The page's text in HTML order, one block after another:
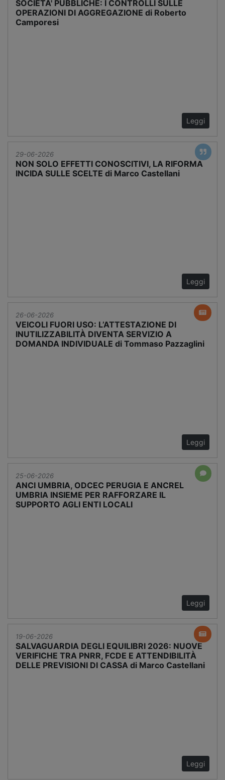
SOCIETA' PUBBLICHE: I CONTROLLI SULLE
OPERAZIONI DI AGGREGAZIONE di Roberto
Camporesi
Leggi
29-06-2026
NON SOLO EFFETTI CONOSCITIVI, LA RIFORMA
INCIDA SULLE SCELTE di Marco Castellani
Leggi
26-06-2026
VEICOLI FUORI USO: L’ATTESTAZIONE DI
INUTILIZZABILITÀ DIVENTA SERVIZIO A
DOMANDA INDIVIDUALE di Tommaso Pazzaglini
Leggi
25-06-2026
ANCI UMBRIA, ODCEC PERUGIA E ANCREL
UMBRIA INSIEME PER RAFFORZARE IL
SUPPORTO AGLI ENTI LOCALI
Leggi
19-06-2026
SALVAGUARDIA DEGLI EQUILIBRI 2026: NUOVE
VERIFICHE TRA PNRR, FCDE E ATTENDIBILITÀ
DELLE PREVISIONI DI CASSA di Marco Castellani
Leggi